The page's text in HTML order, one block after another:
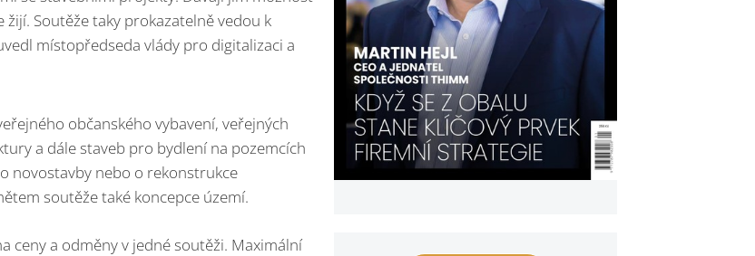
Soutěže taky prokazatelně vedou k
místopředseda vlády pro digitalizaci a
občanského vybavení, veřejných
a dále staveb pro bydlení na pozemcích
novostavby nebo o rekonstrukce
soutěže také koncepce území.
ceny a odměny v jedné soutěži. Maximální